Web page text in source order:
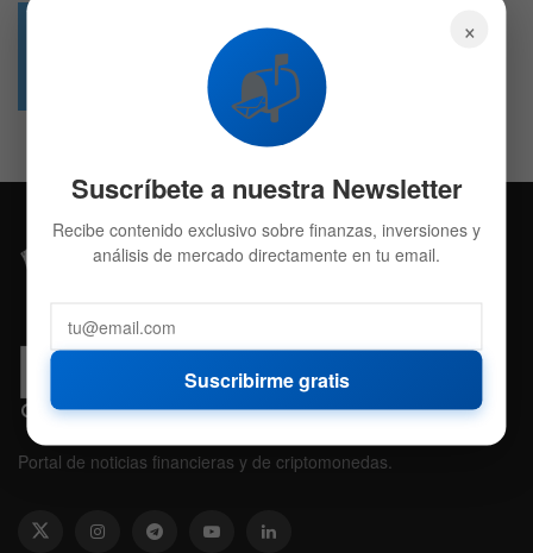
4.7k
Followers
Portal de noticias financieras y de criptomonedas.
×
📬
Suscríbete a nuestra Newsletter
Recibe contenido exclusivo sobre finanzas, inversiones y
análisis de mercado directamente en tu email.
Suscribirme gratis